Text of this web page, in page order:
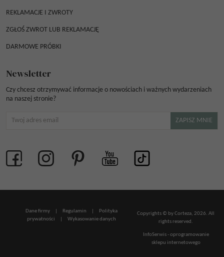
REKLAMACJE I ZWROTY
ZGŁOŚ ZWROT LUB REKLAMACJĘ
DARMOWE PRÓBKI
Newsletter
Czy chcesz otrzymywać informacje o nowościach i ważnych wydarzeniach
na naszej stronie?
Copyrights © by Corteza, 2026. All
rights reserved.
InfoSerwis-oprogramowanie
sklepu internetowego
Dane firmy Regulamin
Polityka
prywatności
Wykasowanie danych